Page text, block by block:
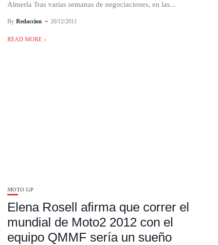
Almería Tras varias semanas de negociaciones, en las...
By Redaccion 20/12/2011
READ MORE
MOTO GP
Elena Rosell afirma que correr el
mundial de Moto2 2012 con el
equipo QMMF sería un sueño